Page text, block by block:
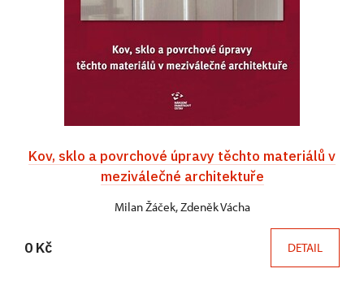
Kov, sklo a povrchové úpravy těchto materiálů v
meziválečné architektuře
Milan Žáček, Zdeněk Vácha
0 Kč DETAIL